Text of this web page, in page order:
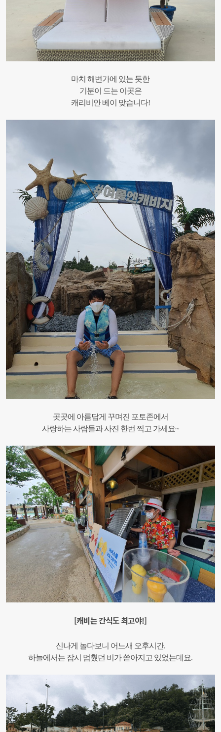
마치 해변가에 있는 듯한
기분이 드는 이곳은
캐리비안 베이 맞습니다!
곳곳에 아름답게 꾸며진 포토존에서
사랑하는 사람들과 사진 한번 찍고 가세요~
[캐비는 간식도 최고야!]
신나게 놀다보니 어느새 오후시간.
하늘에서는 잠시 멈췄던 비가 쏟아지고 있었는데요.